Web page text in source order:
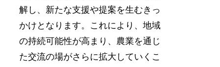
解し、新たな支援や提案を生むきっ
かけとなります。これにより、地域
の持続可能性が高まり、農業を通じ
た交流の場がさらに拡大していくこ